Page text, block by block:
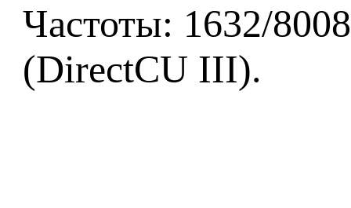
Частоты: 1632/
(DirectCU III).